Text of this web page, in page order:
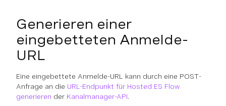
Generieren einer
eingebetteten Anmelde-
URL
Eine eingebettete Anmelde-URL kann durch eine POST-
Anfrage an die URL-Endpunkt für Hosted ES Flow
generieren der Kanalmanager-API.